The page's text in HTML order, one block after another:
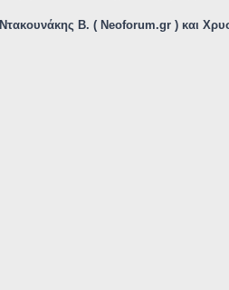
Ντακουνάκης Β. ( Neoforum.gr ) και